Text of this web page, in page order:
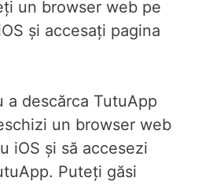
un browser web pe
și accesați pagina
a descărca TutuApp
un browser web
iOS și să accesezi
Puteți găsi